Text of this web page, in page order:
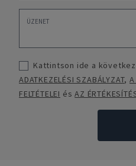
Kattintson ide a
ADATKEZELÉSI SZABÁLYZAT,
FELTÉTELEI ésAZ